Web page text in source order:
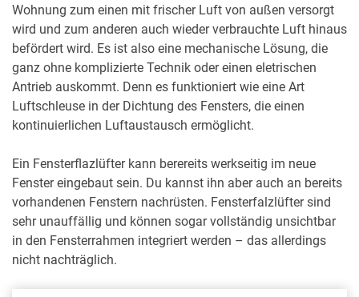
Wohnung zum einen mit frischer Luft von außen versorgt
wird und zum anderen auch wieder verbrauchte Luft hinaus
befördert wird. Es ist also eine mechanische Lösung, die
ganz ohne komplizierte Technik oder einen eletrischen
Antrieb auskommt. Denn es funktioniert wie eine Art
Luftschleuse in der Dichtung des Fensters, die einen
kontinuierlichen Luftaustausch ermöglicht.
Ein Fensterflazlüfter kann berereits werkseitig im neue
Fenster eingebaut sein. Du kannst ihn aber auch an bereits
vorhandenen Fenstern nachrüsten. Fensterfalzlüfter sind
sehr unauffällig und können sogar vollständig unsichtbar
in den Fensterrahmen integriert werden – das allerdings
nicht nachträglich.